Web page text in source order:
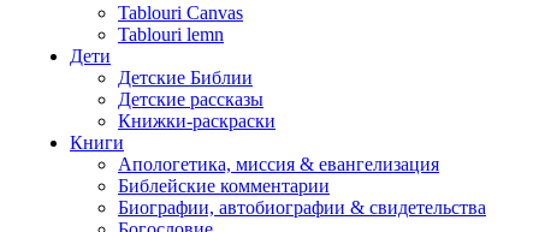
Tablouri Canvas
Tablouri lemn
Дети
Детские Библии
Детские рассказы
Книжки-раскраски
Книги
Апологетика, миссия & евангелизация
Библейские комментарии
Биографии, автобиографии & свидетельства